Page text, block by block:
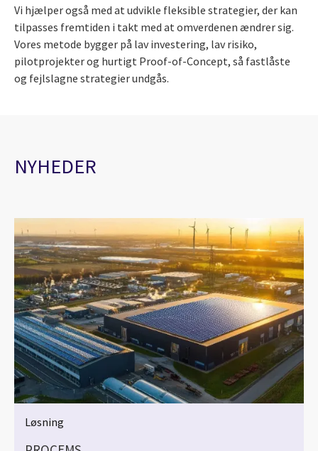
Vi hjælper også med at udvikle fleksible strategier, der kan
tilpasses fremtiden i takt med at omverdenen ændrer sig.
Vores metode bygger på lav investering, lav risiko,
pilotprojekter og hurtigt Proof-of-Concept, så fastlåste
og fejlslagne strategier undgås.
NYHEDER
Løsning